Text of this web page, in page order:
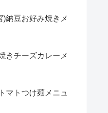
納豆お好み焼きメ
きチーズカレーメ
マトつけ麺メニュ